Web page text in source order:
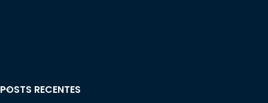
POSTS RECENTES